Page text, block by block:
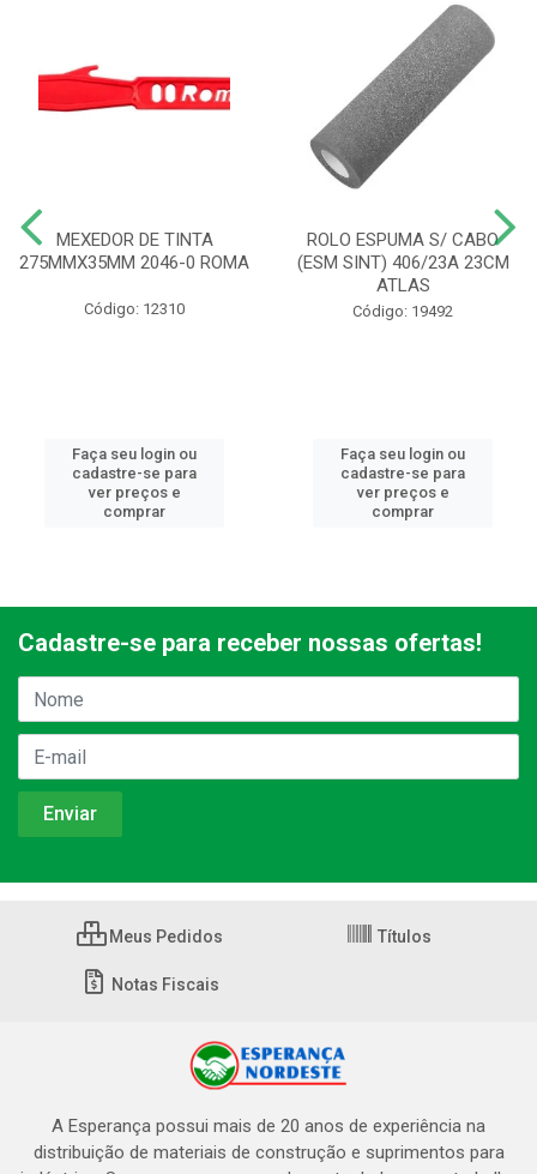
MEXEDOR DE TINTA
275MMX35MM 2046-0 ROMA
Código: 12310
Faça seu login ou
cadastre-se para
ver preços e
comprar
ROLO ESPUMA S/ CABO
(ESM SINT) 406/23A 23CM
ATLAS
Código: 19492
Faça seu login ou
cadastre-se para
ver preços e
comprar
Cadastre-se para receber nossas ofertas!
Meus Pedidos Títulos
Notas Fiscais
A Esperança possui mais de 20 anos de experiência na
distribuição de materiais de construção e suprimentos para